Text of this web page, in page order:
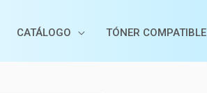
CATÁLOGO TÓNER COMPATIBLE